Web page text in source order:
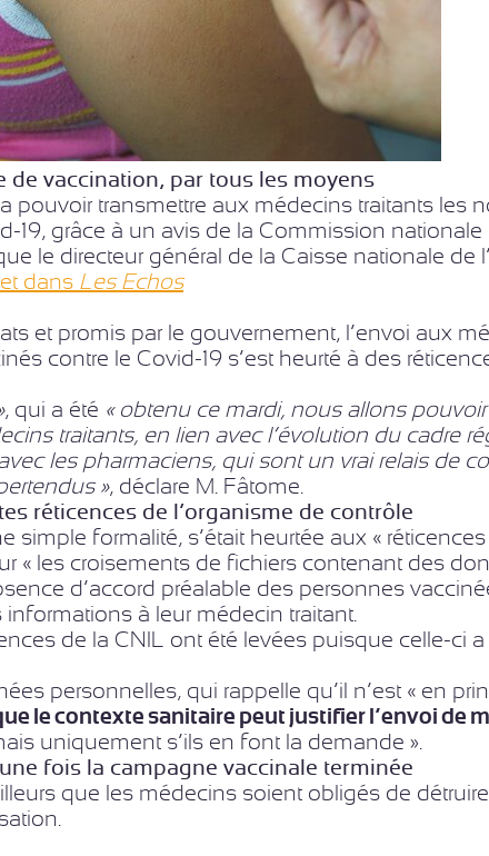
de vaccination, par tous les moyens
pouvoir transmettre aux médecins traitants les
19, grâce à un avis de la Commission
le directeur général de la Caisse nationale de
dans Les Echos
et promis par le gouvernement, l’envoi aux
contre le Covid-19 s’est heurté à des
, qui a été « obtenu ce mardi, nous allons
traitants, en lien avec l’évolution du cadre
les pharmaciens, qui sont un vrai relais de
», déclare M. Fâtome.
réticences de l’organisme de contrôle
simple formalité, s’était heurtée aux «
« les croisements de fichiers contenant des
d’accord préalable des personnes
à leur médecin traitant.
de la CNIL ont été levées puisque celle-ci
personnelles, qui rappelle qu’il n’est « en
le contexte sanitaire peut justifier l’envoi de
uniquement s’ils en font la demande ».
fois la campagne vaccinale terminée
que les médecins soient obligés de détruire